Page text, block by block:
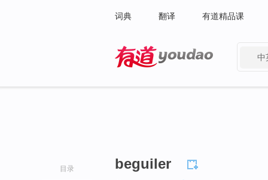
词典 翻译 有道精品课
中
目录 beguiler